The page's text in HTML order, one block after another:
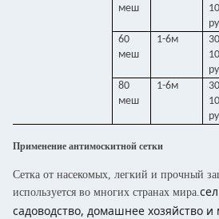
меш
60
меш
1-6м
80
меш
1-6м
Применение антимоскитной сетки
Сетка от насекомых, легкий и прочный
используется во многих странах мира.
садоводство, домашнее хозяйство и